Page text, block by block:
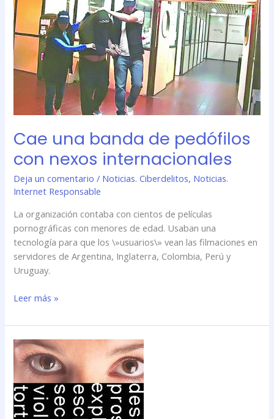
Cae una banda de pedófilos
con nexos internacionales
Deja un comentario / Noticias. Ciberdelitos, Noticias.
Internet Responsable
La organización contaba con cientos de películas
pornográficas con menores de edad. Usaban una
tecnología para que los \»usuarios\» vean las filmaciones en
servidores de Argentina, Inglaterra, Colombia, Perú y
Uruguay.
banda
de
pedófilos
con
nexos
internacionales
Leer más »
ONG
\»cazó\»
más
de
dos
mil